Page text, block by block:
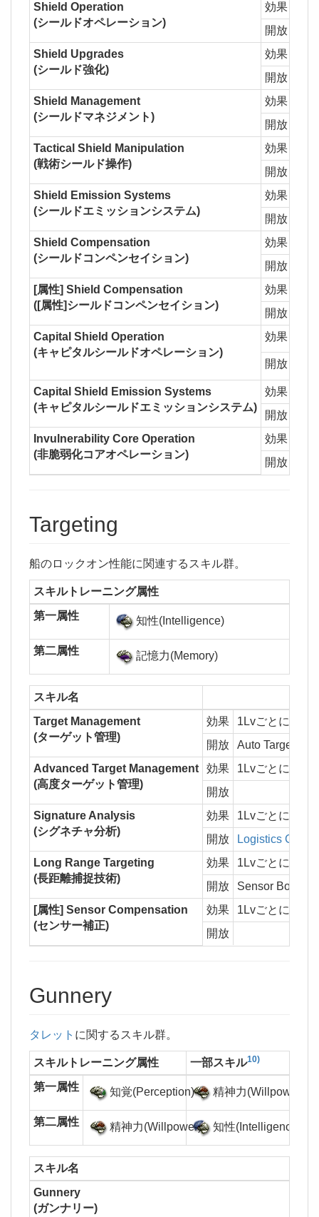
Shield Operation
(シールドオペレーション)
効果
開放
Shield Upgrades
(シールド強化)
効果
開放
Shield Management
(シールドマネジメント)
効果
開放
Tactical Shield Manipulation
(戦術シールド操作)
効果
開放
Shield Emission Systems
(シールドエミッションシステム)
効果
開放
Shield Compensation
(シールドコンペンセイション)
効果
開放
[属性] Shield Compensation
([属性]シールドコンペンセイション)
効果
開放
Capital Shield Operation
(キャピタルシールドオペレーション)
効果
開放
Capital Shield Emission Systems
(キャピタルシールドエミッションシステム)
効果
開放
Invulnerability Core Operation
(非脆弱化コアオペレーション)
効果
開放
Targeting
船のロックオン性能に関連するスキル群。
スキルトレーニング属性
第一属性
知性(Intelligence)
第二属性 記憶力(Memory)
スキル名
Target Management
(ターゲット管理)
効果
1Lvごとに同時
開放
Auto Targeting
Advanced Target Management
(高度ターゲット管理)
効果
1Lvごとに同時
開放
Signature Analysis
(シグネチャ分析)
効果
1Lvごとに船の
開放
Logistics
Long Range Targeting
(長距離捕捉技術)
効果
1Lvごとに船の
開放
Sensor
[属性] Sensor Compensation
(センサー補正)
効果
1Lvごとに[属
開放
Gunnery
タレット に関するスキル群。
スキルトレーニング属性 一部スキル10)
第一属性 知覚(Perception) 精神力(Willpower)
第二属性 精神力(Willpower) 知性(Intelligence)
スキル名
Gunnery
(ガンナリー)